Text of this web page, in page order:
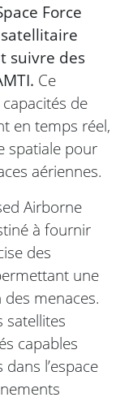
Force
suivre des
Ce
de
en temps réel,
spatiale pour
aériennes.
Airborne
à fournir
des
une
menaces.
satellites
capables
l’espace